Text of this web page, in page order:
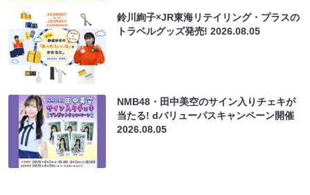
鈴川絢子×JR東海リテイリング・プラスの
トラベルグッズ発売!2026.08.05
NMB48・田中美空のサイン入りチェキが
当たる! dバリューパスキャンペーン開催
2026.08.05